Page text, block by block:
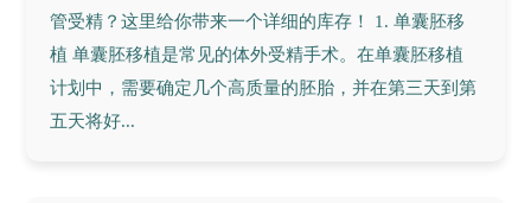
管受精？这里给你带来一个详细的库存！ 1. 单囊胚移
植 单囊胚移植是常见的体外受精手术。在单囊胚移植
计划中，需要确定几个高质量的胚胎，并在第三天到第
五天将好...